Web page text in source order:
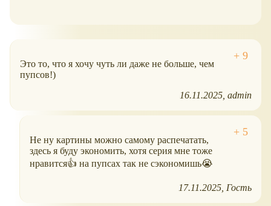
Это то, что я хочу чуть ли даже не больше, чем
пупсов!)
16.11.2025 admin
Не ну картины можно самому распечатать,
здесь я буду экономить, хотя серия мне тоже
нравится👍 на пупсах так не сэкономишь😭
17.11.2025 Гость